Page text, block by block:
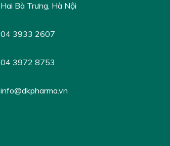
Hai Bà Trưng, Hà Nội
04 3933 2607
04 3972 8753
info@dkpharma.vn